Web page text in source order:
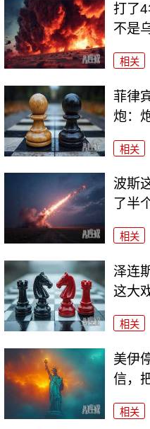
打了
不是
相关
菲律
炮：
相关
波斯
了半
相关
泽连
这大
相关
美伊
信，
相关